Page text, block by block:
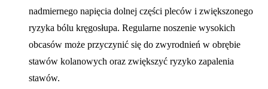
nadmiernego napięcia dolnej części pleców i zwiększonego
ryzyka bólu kręgosłupa. Regularne noszenie wysokich
obcasów może przyczynić się do zwyrodnień w obrębie
stawów kolanowych oraz zwiększyć ryzyko zapalenia
stawów.